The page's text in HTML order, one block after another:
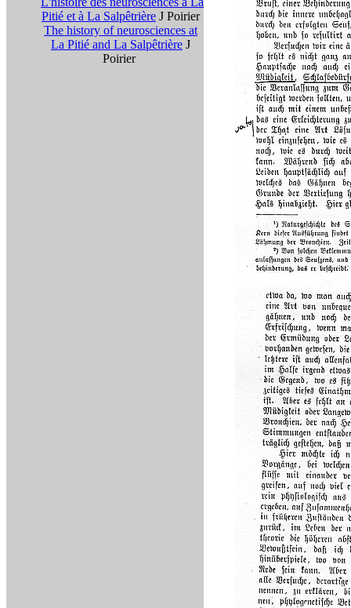
Pitié et à La Salpêtrière J Poirier
The history of neurosciences at
La Pitié and La Salpêtrière J
Poirier